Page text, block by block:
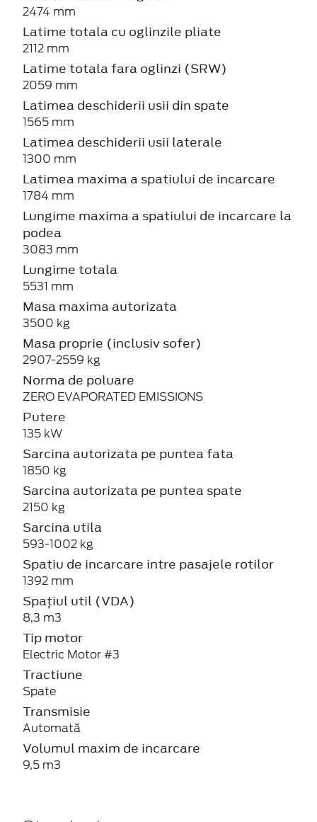
2474 mm
Latime totala cu oglinzile pliate
2112 mm
Latime totala fara oglinzi (SRW)
2059 mm
Latimea deschiderii usii din spate
1565 mm
Latimea deschiderii usii laterale
1300 mm
Latimea maxima a spatiului de incarcare
1784 mm
Lungime maxima a spatiului de incarcare la
podea
3083 mm
Lungime totala
5531 mm
Masa maxima autorizata
3500 kg
Masa proprie (inclusiv sofer)
2907-2559 kg
Norma de poluare
ZERO EVAPORATED EMISSIONS
Putere
135 kW
Sarcina autorizata pe puntea fata
1850 kg
Sarcina autorizata pe puntea spate
2150 kg
Sarcina utila
593-1002 kg
Spatiu de incarcare intre pasajele rotilor
1392 mm
Spațiul util (VDA)
8,3 m3
Tip motor
Electric Motor #3
Tractiune
Spate
Transmisie
Automată
Volumul maxim de incarcare
9,5 m3